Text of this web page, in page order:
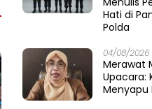
Hati di
Polda
04/08/2026
Merawat
Upacara:
Menyapu